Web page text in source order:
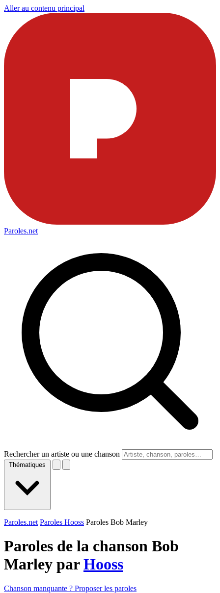
Aller au contenu principal
Paroles.net
Rechercher un artiste ou une chanson
Thématiques
Paroles.net Paroles Hooss Paroles Bob Marley
Paroles de la chanson Bob
Marley parHooss
Chanson manquante ? Proposer les paroles